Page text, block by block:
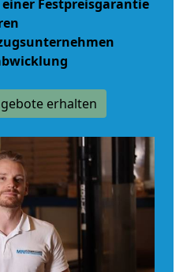
Festpreisgarantie
erhalten